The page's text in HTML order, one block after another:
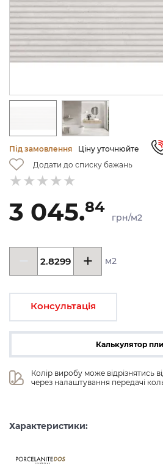
Під замовлення
Ціну уточнюйте
Додати до списку бажань
3 045.84
грн/м2
м2
Консультація
Калькулятор
Колір виробу може відрізнятись
через налаштування передачі
Характеристики:
ceramicas